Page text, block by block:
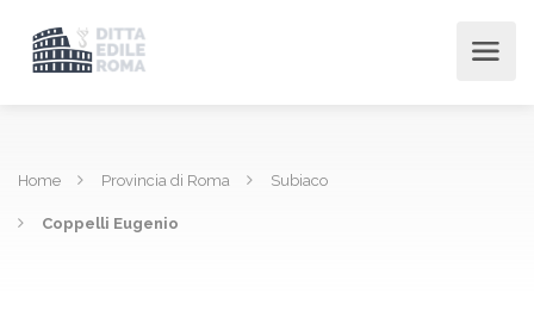
Home Provincia di Roma Subiaco
Coppelli Eugenio